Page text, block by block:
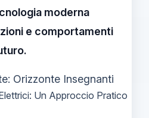
moderna
e comportamenti
Orizzonte Insegnanti
Un Approccio Pratico